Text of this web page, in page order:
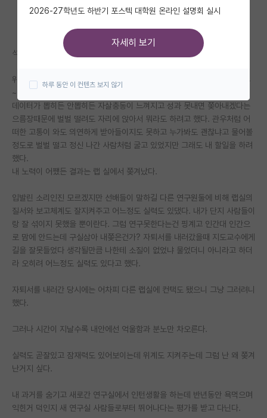
미국 유학 게시판
미국 대학원 합격 후기 게시판
대학원 합격 후기 게시판
연구실(PI) 홍보 게시판
석박사 채용 정보 게시판
취업 게시판
임용 후기 게시판
PI 전용 게시판
반도체/AI 게시판
장학금/장학생 게시판
학술 정보 게시판
홍보 게시판
석사 반년차때 랩실에서 연구 못한다고 쫒겨났다.
위엣라인들은 내가 열심히 안한다고 구박했지만 주말 안가리고 일주일에 4
~5번은 새벽세시까지 남아가고 빨리가더라도 12시넘겨서 집에가곤 했다.
데이터가 뽑히든 안뽑히든 자살충동이 느껴지고 성과 못내면 쫒아내겠다는
으름장때문에 벌벌 떨려도 자리에 앉아서 뭐라도 하려고 했다. 관우처럼 어
떠한 고통이 와도 의연하게 받아들이지도 못하고 누가봐도 괜찮냐고 물어볼
정도로 벌벌 떨고 정신 나간 사람처럼 굴고 있었지만 그래도 내 할일을 하려
했다.
내 노력이 어쨌든 결과는 랩 실에서 쫒겨났다.
입발린 소리인진 모르겠지만 선배들이 말하길 다른 연구원둘에 비해 랩실의
질서와 보고체계도 잘지켜주고 어느정도 실력도 있댔다. 내가 단지 사람들이
랑 잘 섞이지 못했을 뿐이란다. 그럼 연구못한다는건 핑계고 인간대 인간으
로 맘에 안드는데 구실삼아 내쫒은건가? 자퇴서를 내러갔을때 지도교수에게
길을 잘못들었다 생각될만큼 나한테 소질이 없었냐 물었더니 아니라고 하더
라 오히려 어느정도 실력도 있다고 했다.
자퇴서를 내러간 당시에는 어차피 다른 랩실에 컨택도 됐으니 그냥 그러려니
했다.
그러나 시간이 지날수록 내안에선 억울함과 분노만 차오른다.
실력도 곧잘있고 잠재력도 있어보이는데 위계도 지켜주는데 그럼 난 왜 쫒겨
난거지 싶다.
내 과거를 숨기고 새로간 연구실에서 인턴생활을 하는데 반년동안 욕먹으며
익힌거 덕인지 새 연구실 사람들로부터 뛰어나다는 평가를 받고 다닌다.
2026-27학년도 하반기 포스텍 대학원 온라인 설명회 실시
자세히 보기
하루 동안 이 컨텐츠 보지 않기